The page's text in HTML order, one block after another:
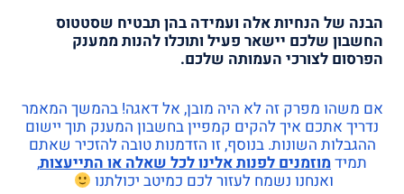
הבנה של הנחיות אלה ועמידה בהן תבטיח שסטטוס
החשבון שלכם יישאר פעיל ותוכלו להנות ממענק
הפרסום לצורכי העמותה שלכם.
אם משהו מפרק זה לא היה מובן, אל דאגה! בהמשך המאמר
נדריך אתכם איך להקים קמפיין בחשבון המענק תוך יישום
ההגבלות השונות. בנוסף, זו הזדמנות טובה להזכיר שאתם
תמידמוזמנים לפנות אלינו לכל שאלה או התייעצות,
ואנחנו נשמח לעזור לכם כמיטב יכולתנו